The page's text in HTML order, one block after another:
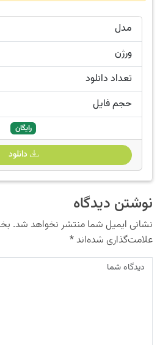
مدل
ورژن
تعداد دانلود
حجم فایل
رایگان
دانلود
نوشتن دیدگاه
نشانی ایمیل شما منتشر نخواهد شد.
علامت‌گذاری شده‌اند*